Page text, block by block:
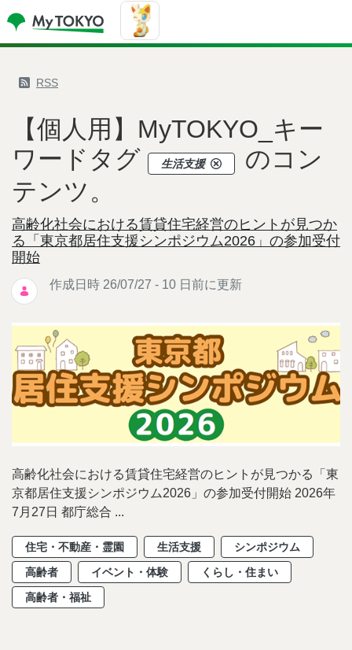
RSS
【個人用】MyTOKYO_キー
ワードタグ
生活支援
のコン
テンツ。
高齢化社会における賃貸住宅経営のヒントが見つか
る「東京都居住支援シンポジウム2026」の参加受付
開始
作成日時 26/07/27 - 10 日前に更新
高齢化社会における賃貸住宅経営のヒントが見つかる「東
京都居住支援シンポジウム2026」の参加受付開始 2026年
7月27日 都庁総合 ...
住宅・不動産・霊園 生活支援
シンポジウム
高齢者
イベント・体験
くらし・住まい
高齢者・福祉